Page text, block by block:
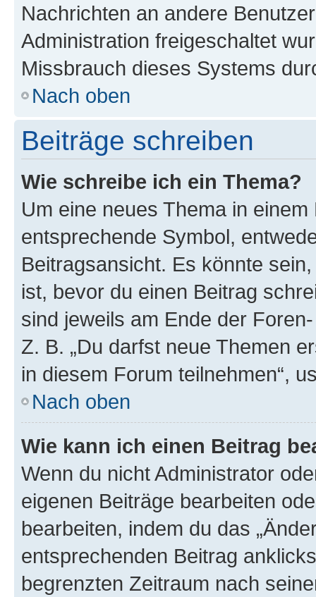
Nachrichten an andere
Administration freigeschaltet
Missbrauch dieses Systems
Nach oben
Beiträge schreiben
Wie schreibe ich ein Thema?
Um eine neues Thema in
entsprechende Symbol,
Beitragsansicht. Es könnte
ist, bevor du einen Beitrag
sind jeweils am Ende der
Z. B. „Du darfst neue Themen
in diesem Forum teilnehmen“,
Nach oben
Wie kann ich einen Beitrag
Wenn du nicht Administrator
eigenen Beiträge bearbeiten
bearbeiten, indem du das
entsprechenden Beitrag
begrenzten Zeitraum nach